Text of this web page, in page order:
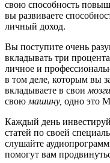
свою способность
вы развиваете
личный доход.
Вы поступите очень
вкладывать три
личное и
в том деле, которым вы
вкладываете в свои мозги
свою машину, одно это
Каждый день
статей по своей
слушайте
помогут вам